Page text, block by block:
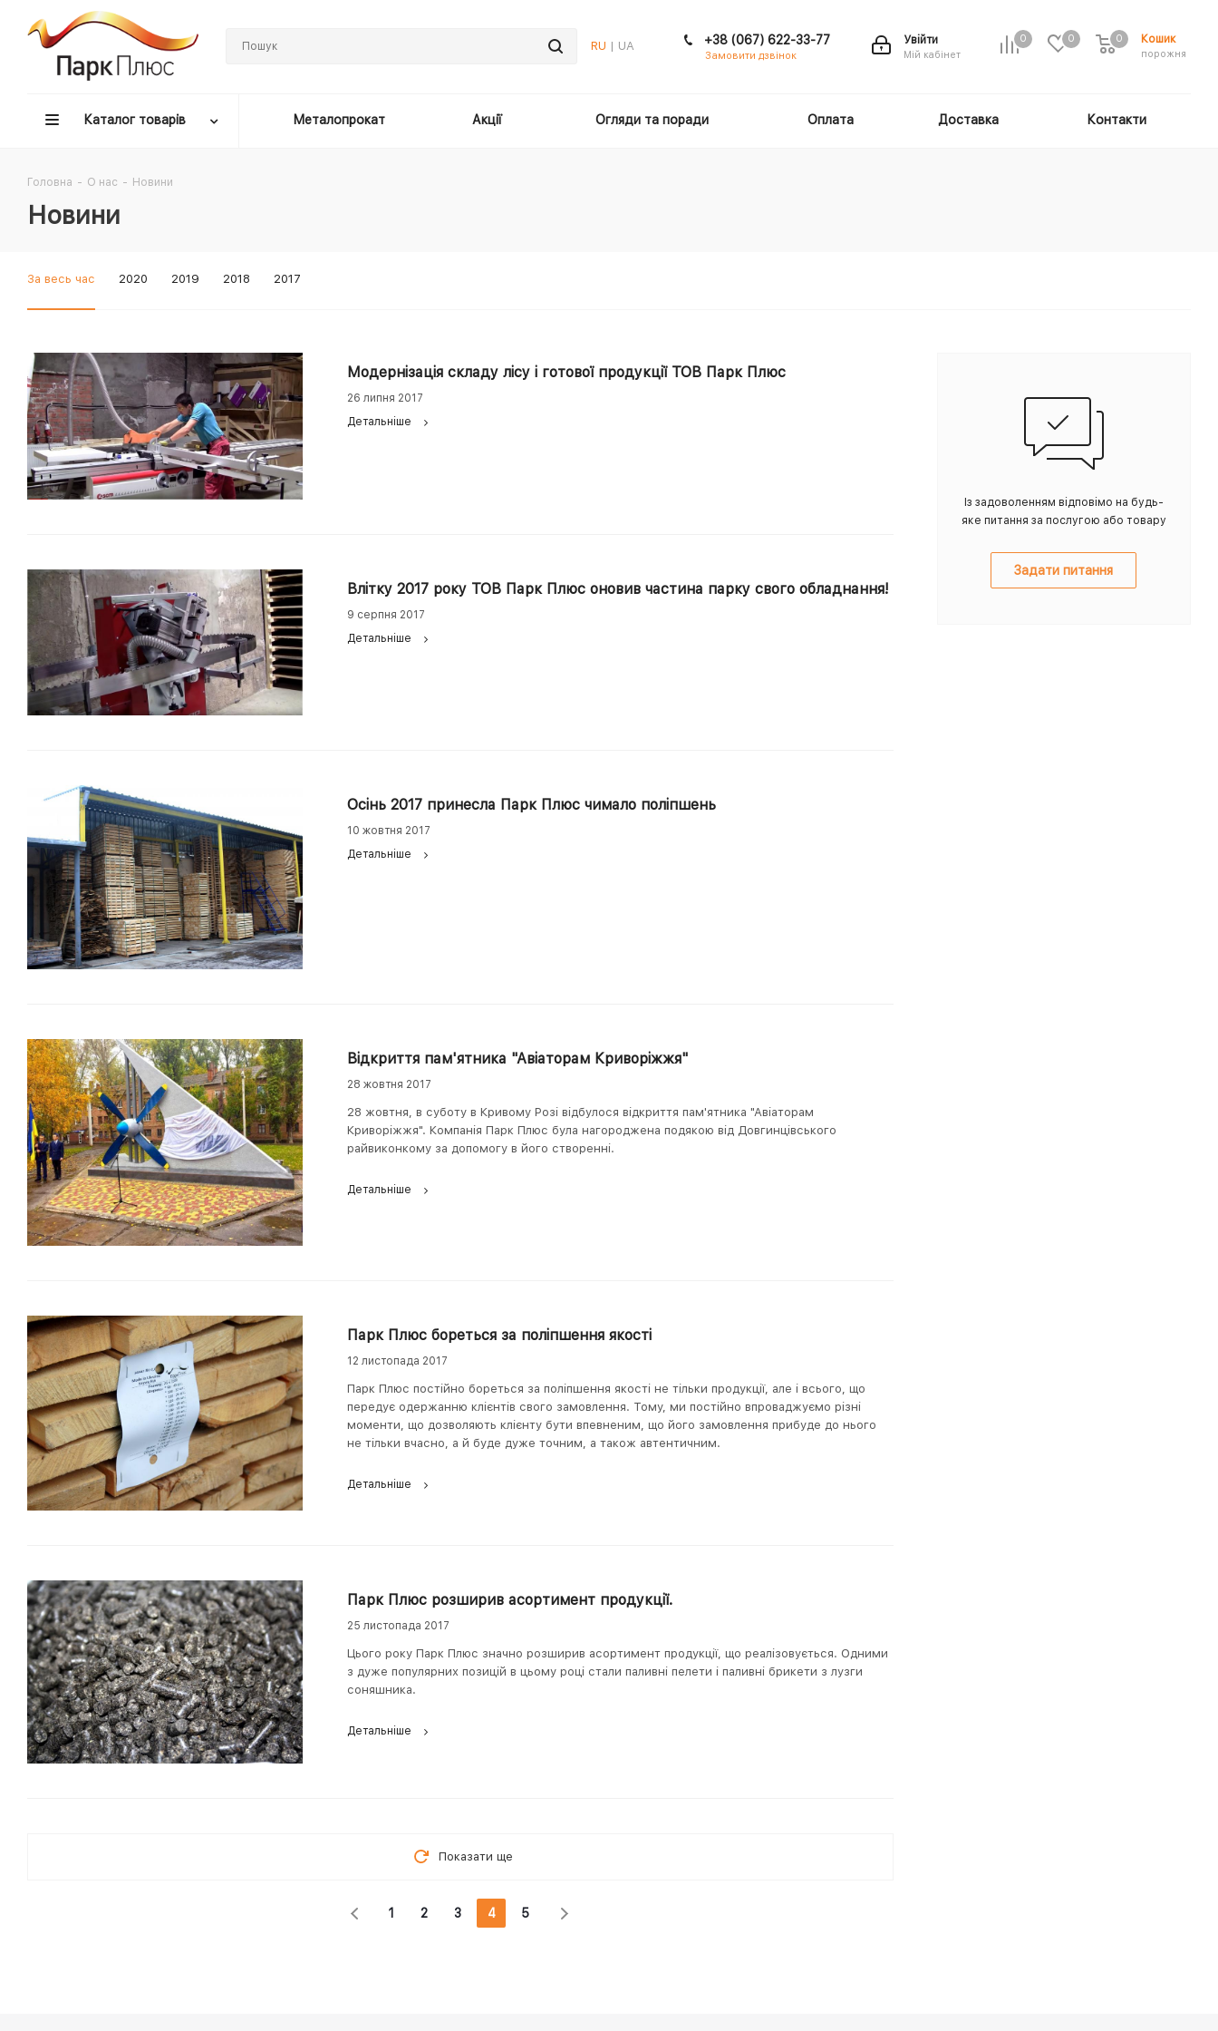
RU | UA
0 0 Кошик
порожня
0
Увійти
Мій кабінет
+38 (067) 622-33-77
Замовити дзвінок
Каталог товарів Металопрокат Акції Огляди та поради Оплата Доставка Контакти
Головна - О нас - Новини
Новини
За весь час 2020 2019 2018 2017
Модернізація складу лісу і готової продукції ТОВ Парк Плюс
26 липня 2017
Детальніше
Влітку 2017 року ТОВ Парк Плюс оновив частина парку свого обладнання!
9 серпня 2017
Детальніше
Осінь 2017 принесла Парк Плюс чимало поліпшень
10 жовтня 2017
Детальніше
Відкриття пам'ятника "Авіаторам Криворіжжя"
28 жовтня 2017
28 жовтня, в суботу в Кривому Розі відбулося відкриття пам'ятника "Авіаторам
Криворіжжя". Компанія Парк Плюс була нагороджена подякою від Довгинцівського
райвиконкому за допомогу в його створенні.
Детальніше
Парк Плюс бореться за поліпшення якості
12 листопада 2017
Парк Плюс постійно бореться за поліпшення якості не тільки продукції, але і всього, що
передує одержанню клієнтів свого замовлення. Тому, ми постійно впроваджуємо різні
моменти, що дозволяють клієнту бути впевненим, що його замовлення прибуде до нього
не тільки вчасно, а й буде дуже точним, а також автентичним.
Детальніше
Парк Плюс розширив асортимент продукції.
25 листопада 2017
Цього року Парк Плюс значно розширив асортимент продукції, що реалізовується. Одними
з дуже популярних позицій в цьому році стали паливні пелети і паливні брикети з лузги
соняшника.
Детальніше
Показати ще
1 2 3 4 5
Із задоволенням відповімо на будь-
яке питання за послугою або товару
Задати питання